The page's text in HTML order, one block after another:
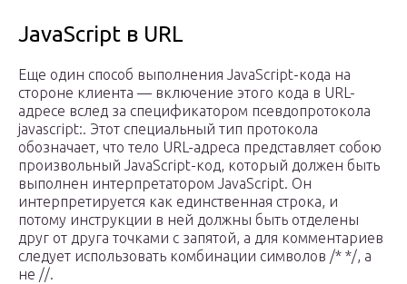
JavaScript в URL
Еще один способ выполнения JavaScript-кода на
стороне клиента — включение этого кода в URL-
адресе вслед за спецификатором псевдопротокола
javascript:. Этот специальный тип протокола
обозначает, что тело URL-адреса представляет собою
произвольный JavaScript-код, который должен быть
выполнен интерпретатором JavaScript. Он
интерпретируется как единственная строка, и
потому инструкции в ней должны быть отделены
друг от друга точками с запятой, а для комментариев
следует использовать комбинации символов /* */, а
не //.